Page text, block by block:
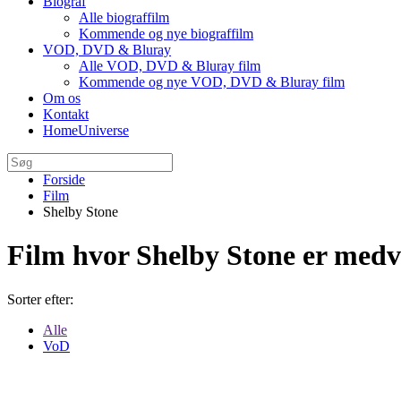
Alle biograffilm
Kommende og nye biograffilm
VOD, DVD & Bluray
Alle VOD, DVD & Bluray film
Kommende og nye VOD, DVD & Bluray film
Om os
Kontakt
HomeUniverse
Forside
Film
Shelby Stone
Film hvor Shelby Stone er
Sorter efter:
Alle
VoD